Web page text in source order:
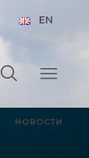
EN
НОВОСТИ